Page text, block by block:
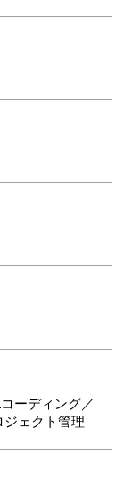
ーディング／
ェクト管理